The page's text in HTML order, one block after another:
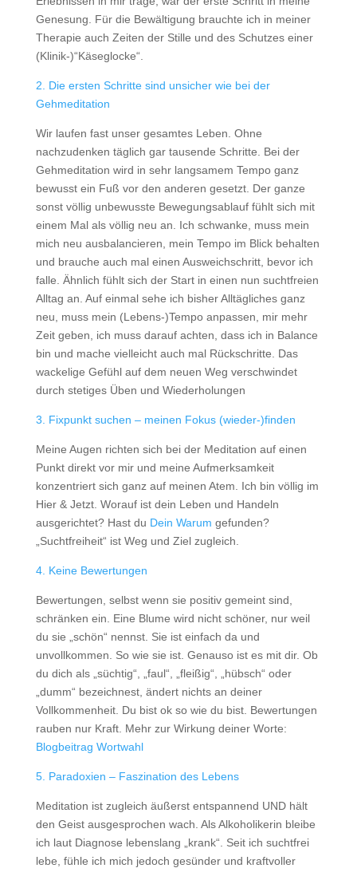
Genesung. Für die Bewältigung brauchte ich in meiner
Therapie auch Zeiten der Stille und des Schutzes einer
(Klinik-)“Käseglocke“.
2. Die ersten Schritte sind unsicher wie bei der
Gehmeditation
Wir laufen fast unser gesamtes Leben. Ohne
nachzudenken täglich gar tausende Schritte. Bei der
Gehmeditation wird in sehr langsamem Tempo ganz
bewusst ein Fuß vor den anderen gesetzt. Der ganze
sonst völlig unbewusste Bewegungsablauf fühlt sich mit
einem Mal als völlig neu an. Ich schwanke, muss mein
mich neu ausbalancieren, mein Tempo im Blick behalten
und brauche auch mal einen Ausweichschritt, bevor ich
falle. Ähnlich fühlt sich der Start in einen nun suchtfreien
Alltag an. Auf einmal sehe ich bisher Alltägliches ganz
neu, muss mein (Lebens-)Tempo anpassen, mir mehr
Zeit geben, ich muss darauf achten, dass ich in Balance
bin und mache vielleicht auch mal Rückschritte. Das
wackelige Gefühl auf dem neuen Weg verschwindet
durch stetiges Üben und Wiederholungen
3. Fixpunkt suchen – meinen Fokus (wieder-)finden
Meine Augen richten sich bei der Meditation auf einen
Punkt direkt vor mir und meine Aufmerksamkeit
konzentriert sich ganz auf meinen Atem. Ich bin völlig im
Hier & Jetzt. Worauf ist dein Leben und Handeln
ausgerichtet? Hast du Dein Warum gefunden?
„Suchtfreiheit“ ist Weg und Ziel zugleich.
4. Keine Bewertungen
Bewertungen, selbst wenn sie positiv gemeint sind,
schränken ein. Eine Blume wird nicht schöner, nur weil
du sie „schön“ nennst. Sie ist einfach da und
unvollkommen. So wie sie ist. Genauso ist es mit dir. Ob
du dich als „süchtig“, „faul“, „fleißig“, „hübsch“ oder
„dumm“ bezeichnest, ändert nichts an deiner
Vollkommenheit. Du bist ok so wie du bist. Bewertungen
rauben nur Kraft. Mehr zur Wirkung deiner Worte:
Blogbeitrag Wortwahl
5. Paradoxien – Faszination des Lebens
Meditation ist zugleich äußerst entspannend UND hält
den Geist ausgesprochen wach. Als Alkoholikerin bleibe
ich laut Diagnose lebenslang „krank“. Seit ich suchtfrei
lebe, fühle ich mich jedoch gesünder und kraftvoller